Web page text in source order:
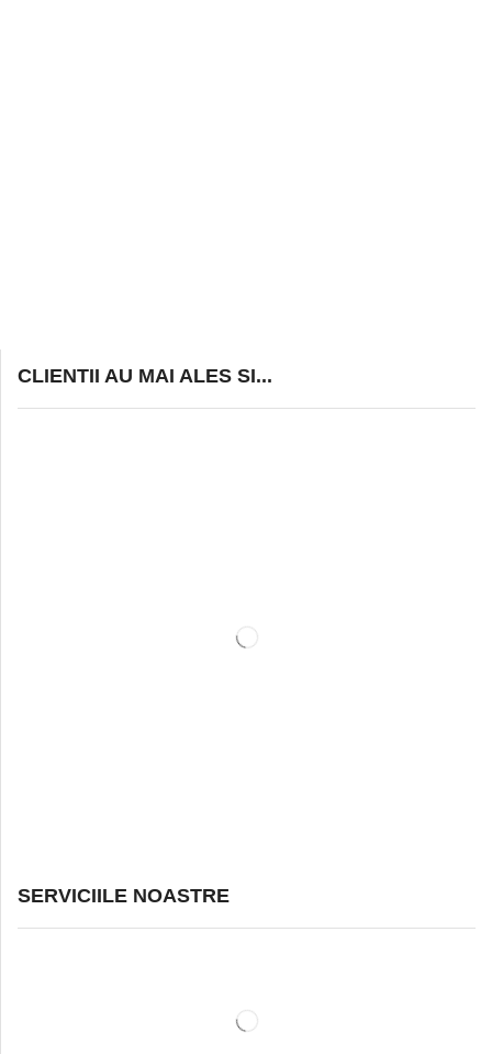
CLIENTII AU MAI ALES SI...
SERVICIILE NOASTRE